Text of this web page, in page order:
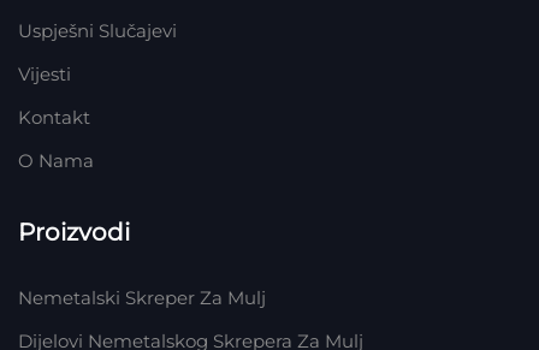
Uspješni Slučajevi
Vijesti
Kontakt
O Nama
Proizvodi
Nemetalski Skreper Za Mulj
Dijelovi Nemetalskog Skrepera Za Mulj